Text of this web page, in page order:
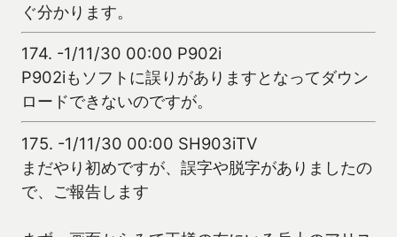
ぐ分かります。
174. -1/11/30 00:00 P902i
P902iもソフトに誤りがありますとなってダウン
ロードできないのですが。
175. -1/11/30 00:00 SH903iTV
まだやり初めですが、誤字や脱字がありましたの
で、ご報告します